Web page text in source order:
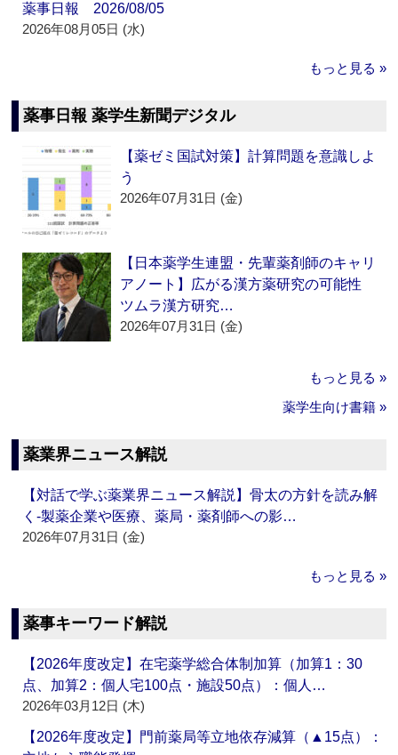
薬事日報 2026/08/05
2026年08月05日 (水)
もっと見る »
薬事日報 薬学生新聞デジタル
【薬ゼミ国試対策】計算問題を意識しよ
う
2026年07月31日 (金)
【日本薬学生連盟・先輩薬剤師のキャリ
アノート】広がる漢方薬研究の可能性
ツムラ漢方研究…
2026年07月31日 (金)
もっと見る »
薬学生向け書籍 »
薬業界ニュース解説
【対話で学ぶ薬業界ニュース解説】骨太の方針を読み解
く‐製薬企業や医療、薬局・薬剤師への影…
2026年07月31日 (金)
もっと見る »
薬事キーワード解説
【2026年度改定】在宅薬学総合体制加算（加算1：30
点、加算2：個人宅100点・施設50点）：個人…
2026年03月12日 (木)
【2026年度改定】門前薬局等立地依存減算（▲15点）：